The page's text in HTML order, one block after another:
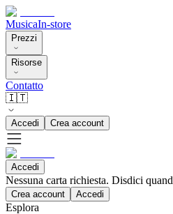
MusicaIn-store
Prezzi
Risorse
Contatto
🇮🇹
Accedi Crea account
Accedi
Nessuna carta richiesta. Disdici
Crea account Accedi
Esplora